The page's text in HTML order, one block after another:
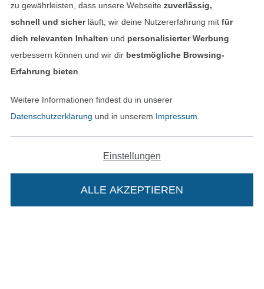
Datenschutz
Kontakt
Bestellung widerrufen
Finde mehr Inspiration
zu gewährleisten, dass unsere Webseite zuverlässig,
schnell und sicherläuft; wir deine Nutzererfahrung mitfür
dich relevanten Inhalten und personalisierter Werbung
verbessern können und wir dir bestmögliche Browsing-
Erfahrung bieten
Weitere Informationen findest du in unserer
Datenschutzerklärung und in unserem Impressum
Einstellungen
ALLE AKZEPTIEREN